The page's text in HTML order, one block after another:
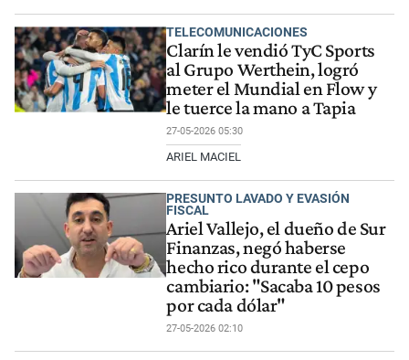
TELECOMUNICACIONES
Clarín le vendió TyC Sports
al Grupo Werthein, logró
meter el Mundial en Flow y
le tuerce la mano a Tapia
27-05-2026 05:30
ARIEL MACIEL
PRESUNTO LAVADO Y EVASIÓN
FISCAL
Ariel Vallejo, el dueño de Sur
Finanzas, negó haberse
hecho rico durante el cepo
cambiario: "Sacaba 10 pesos
por cada dólar"
27-05-2026 02:10